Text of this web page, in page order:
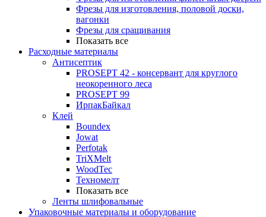
Фрезы для изготовления, половой доски,
вагонки
Фрезы для сращивания
Показать все
Расходные материалы
Антисептик
PROSEPT 42 - консервант для круглого
неокоренного леса
PROSEPT 99
ИрпакБайкал
Клей
Boundex
Jowat
Perfotak
TriXMelt
WoodTec
Техномелт
Показать все
Ленты шлифовальные
Упаковочные материалы и оборудование